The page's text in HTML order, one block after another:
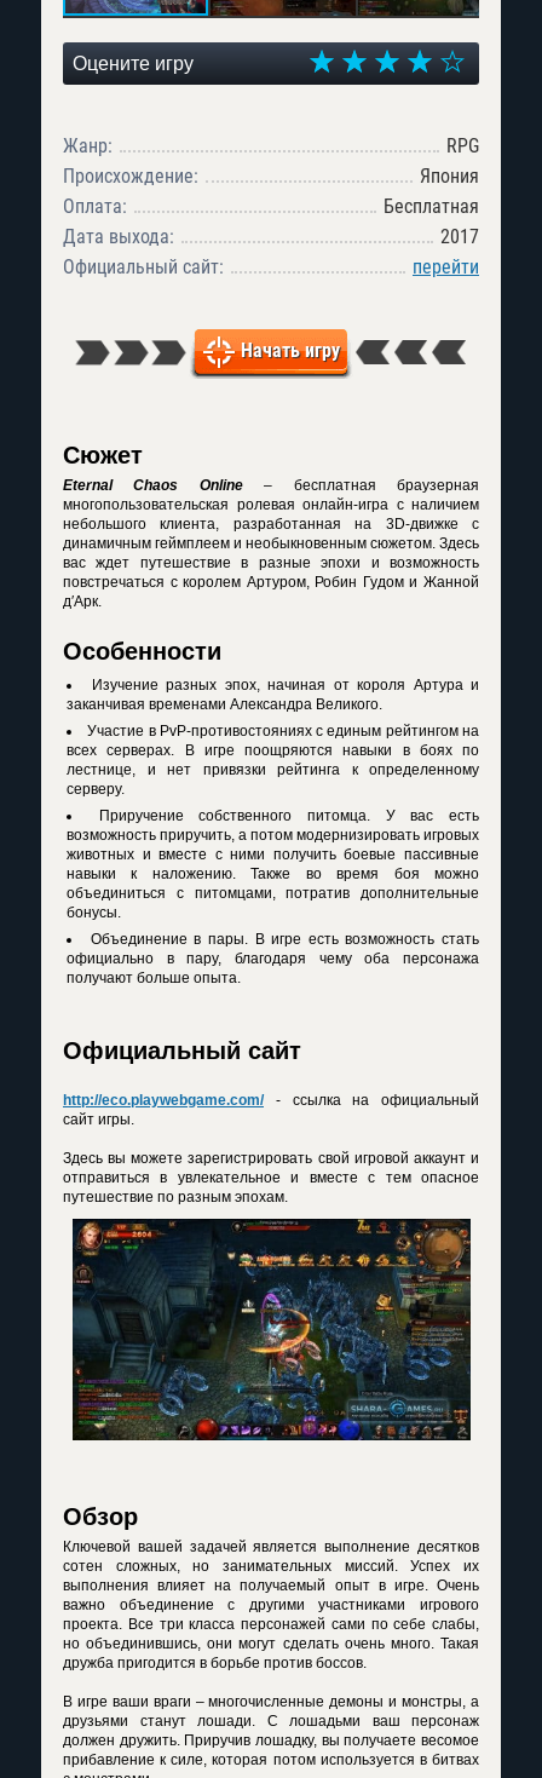
Оцените игру
Жанр:
RPG
Происхождение:
Япония
Оплата:
Бесплатная
Дата выхода:
2017
Официальный сайт:
перейти
Начать игру
Сюжет
Eternal Chaos Online– бесплатная браузерная
многопользовательская ролевая онлайн-игра с наличием
небольшого клиента, разработанная на 3D-движке с
динамичным геймплеем и необыкновенным сюжетом. Здесь
вас ждет путешествие в разные эпохи и возможность
повстречаться с королем Артуром, Робин Гудом и Жанной
д′Арк.
Особенности
Изучение разных эпох, начиная от короля Артура и
заканчивая временами Александра Великого.
Участие в PvP-противостояниях с единым рейтингом на
всех серверах. В игре поощряются навыки в боях по
лестнице, и нет привязки рейтинга к определенному
серверу.
Приручение собственного питомца. У вас есть
возможность приручить, а потом модернизировать игровых
животных и вместе с ними получить боевые пассивные
навыки к наложению. Также во время боя можно
объединиться с питомцами, потратив дополнительные
бонусы.
Объединение в пары. В игре есть возможность стать
официально в пару, благодаря чему оба персонажа
получают больше опыта.
Официальный сайт
http://eco.playwebgame.com/- ссылка на официальный
сайт игры.
Здесь вы можете зарегистрировать свой игровой аккаунт и
отправиться в увлекательное и вместе с тем опасное
путешествие по разным эпохам.
Обзор
Ключевой вашей задачей является выполнение десятков
сотен сложных, но занимательных миссий. Успех их
выполнения влияет на получаемый опыт в игре. Очень
важно объединение с другими участниками игрового
проекта. Все три класса персонажей сами по себе слабы,
но объединившись, они могут сделать очень много. Такая
дружба пригодится в борьбе против боссов.
В игре ваши враги – многочисленные демоны и монстры, а
друзьями станут лошади. С лошадьми ваш персонаж
должен дружить. Приручив лошадку, вы получаете весомое
прибавление к силе, которая потом используется в битвах